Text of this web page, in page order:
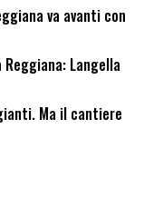
va avanti con
Langella
Ma il cantiere